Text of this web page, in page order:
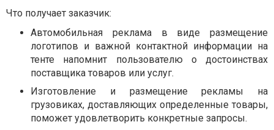
Что получает заказчик:
Автомобильная реклама в виде размещение
логотипов и важной контактной информации на
тенте напомнит пользователю о достоинствах
поставщика товаров или услуг.
Изготовление и размещение рекламы на
грузовиках, доставляющих определенные товары,
поможет удовлетворить конкретные запросы.